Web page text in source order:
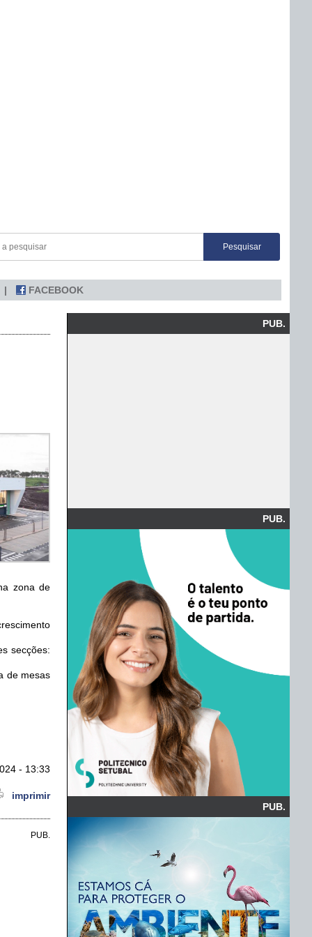
FACEBOOK
zona de
secções:
de mesas
- 13:33
imprimir
PUB.
PUB.
PUB.
PUB.